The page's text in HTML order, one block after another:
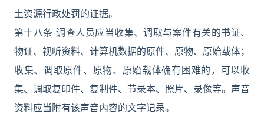
土资源行政处罚的证据。
第十八条 调查人员应当收集、调取与案件有关的书证、
物证、视听资料、计算机数据的原件、原物、原始载体；
收集、调取原件、原物、原始载体确有困难的，可以收
集、调取复印件、复制件、节录本、照片、录像等。声音
资料应当附有该声音内容的文字记录。